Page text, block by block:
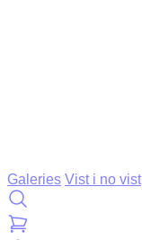
Galeries Vist i no vist